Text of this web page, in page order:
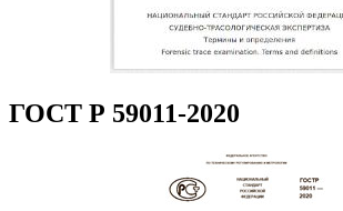
ГОСТ Р 59011-2020